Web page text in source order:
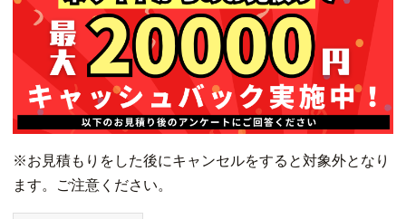
※お見積もりをした後にキャンセルをすると対象外となり
ます。ご注意ください。